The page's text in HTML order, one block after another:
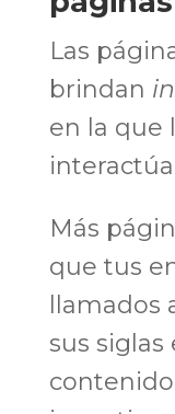
Las
brindan
en la que
Más
que tus
llamados
sus siglas